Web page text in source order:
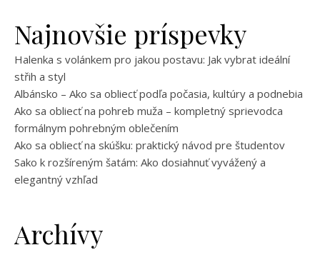
Najnovšie príspevky
Halenka s volánkem pro jakou postavu: Jak vybrat ideální
střih a styl
Albánsko – Ako sa obliecť podľa počasia, kultúry a podnebia
Ako sa obliecť na pohreb muža – kompletný sprievodca
formálnym pohrebným oblečením
Ako sa obliecť na skúšku: praktický návod pre študentov
Sako k rozšíreným šatám: Ako dosiahnuť vyvážený a
elegantný vzhľad
Archívy